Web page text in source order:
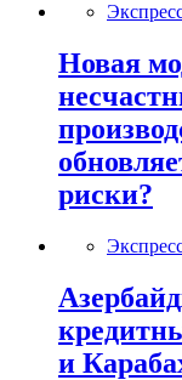
Новая
риски?
и